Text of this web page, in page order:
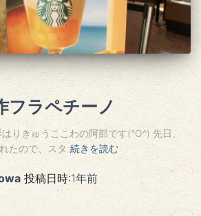
フラペチーノ
りきゅうここわの阿部です(^O^) 先日、
たので、スタ 続きを読む
投稿日時:1年前